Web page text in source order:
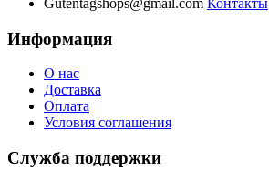
Gutentagshops@gmail.com Контакты
Информация
О нас
Доставка
Оплата
Условия соглашения
Служба поддержки